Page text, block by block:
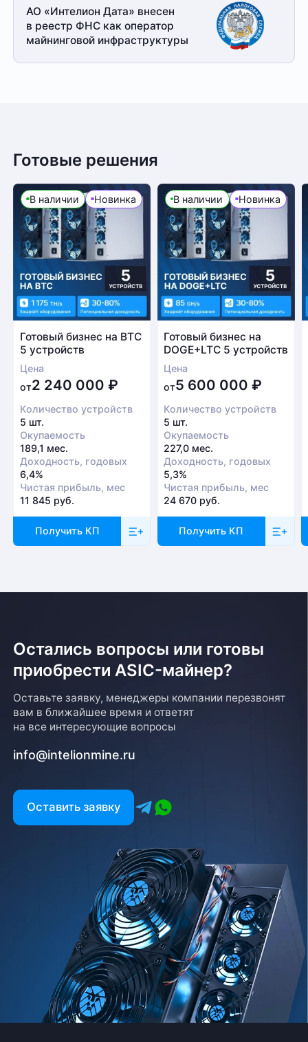
АО «Интелион Дата» внесен
в реестр ФНС как оператор
майнинговой инфраструктуры
Готовые решения
В наличии Новинка
Готовый бизнес на BTC
5 устройств
Цена
от2 240 000 ₽
Количество устройств
5 шт.
Окупаемость
189,1 мес.
Доходность, годовых
6,4%
Чистая прибыль, мес
11 845 руб.
Получить КП
В наличии Новинка
Готовый бизнес на
DOGE+LTC 5 устройств
Цена
от5 600 000₽
Количество устройств
5 шт.
Окупаемость
227,0 мес.
Доходность, годовых
5,3%
Чистая прибыль, мес
24 670 руб.
Получить КП
Остались вопросы или готовы
приобрести ASIC-майнер?
Оставьте заявку, менеджеры компании перезвонят
вам в ближайшее время и ответят
на все интересующие вопросы
info@intelionmine.ru
Оставить заявку